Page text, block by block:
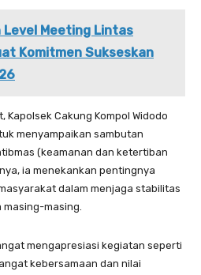
Level Meeting Lintas
Komitmen Sukseskan
Cakung Kompol Widodo
menyampaikan sambutan
(keamanan dan ketertiban
ia menekankan pentingnya
dalam menjaga stabilitas
masing-masing.
mengapresiasi kegiatan seperti
kebersamaan dan nilai